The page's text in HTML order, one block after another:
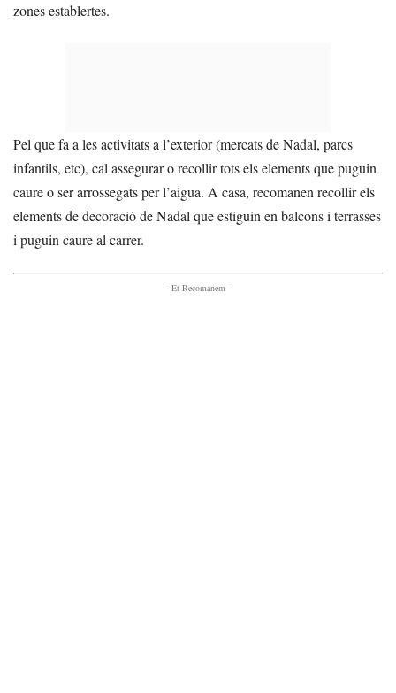
zones establertes.
Pel que fa a les activitats a l’exterior (mercats de Nadal, parcs
infantils, etc), cal assegurar o recollir tots els elements que puguin
caure o ser arrossegats per l’aigua. A casa, recomanen recollir els
elements de decoració de Nadal que estiguin en balcons i terrasses
i puguin caure al carrer.
- Et Recomanem -